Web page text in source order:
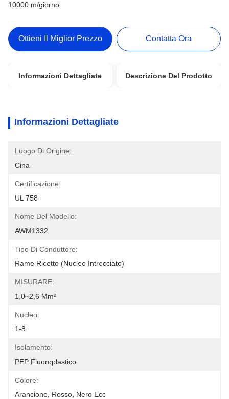
10000 m/giorno
Ottieni Il Miglior Prezzo Contatta Ora
Informazioni Dettagliate Descrizione Del Prodotto
Informazioni Dettagliate
Luogo Di Origine:
Cina
Certificazione:
UL 758
Nome Del Modello:
AWM1332
Tipo Di Conduttore:
Rame Ricotto (nucleo Intrecciato)
MISURARE:
1,0~2,6 Mm²
Nucleo:
1-8
Isolamento:
PEP Fluoroplastico
Colore:
Arancione, Rosso, Nero Ecc